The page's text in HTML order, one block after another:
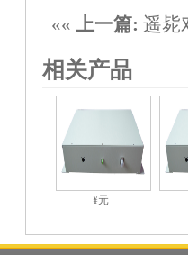
«« 上一篇: 遥毙
相关产品
¥元